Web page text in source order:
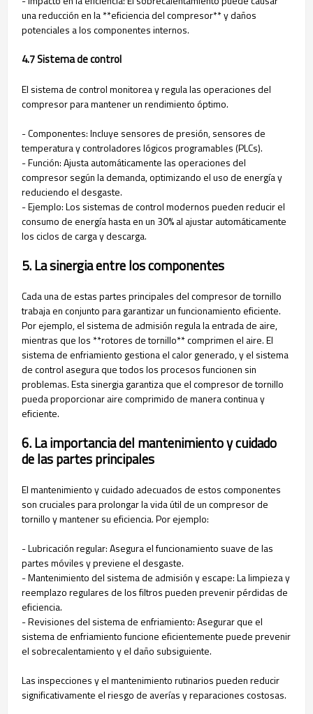
una reducción en la **eficiencia del compresor** y daños
potenciales a los componentes internos.
4.7 Sistema de control
El sistema de control monitorea y regula las operaciones del
compresor para mantener un rendimiento óptimo.
- Componentes: Incluye sensores de presión, sensores de
temperatura y controladores lógicos programables (PLCs).
- Función: Ajusta automáticamente las operaciones del
compresor según la demanda, optimizando el uso de energía y
reduciendo el desgaste.
- Ejemplo: Los sistemas de control modernos pueden reducir el
consumo de energía hasta en un 30% al ajustar automáticamente
los ciclos de carga y descarga.
5. La sinergia entre los componentes
Cada una de estas partes principales del compresor de tornillo
trabaja en conjunto para garantizar un funcionamiento eficiente.
Por ejemplo, el sistema de admisión regula la entrada de aire,
mientras que los **rotores de tornillo** comprimen el aire. El
sistema de enfriamiento gestiona el calor generado, y el sistema
de control asegura que todos los procesos funcionen sin
problemas. Esta sinergia garantiza que el compresor de tornillo
pueda proporcionar aire comprimido de manera continua y
eficiente.
6. La importancia del mantenimiento y cuidado
de las partes principales
El mantenimiento y cuidado adecuados de estos componentes
son cruciales para prolongar la vida útil de un compresor de
tornillo y mantener su eficiencia. Por ejemplo:
- Lubricación regular: Asegura el funcionamiento suave de las
partes móviles y previene el desgaste.
- Mantenimiento del sistema de admisión y escape: La limpieza y
reemplazo regulares de los filtros pueden prevenir pérdidas de
eficiencia.
- Revisiones del sistema de enfriamiento: Asegurar que el
sistema de enfriamiento funcione eficientemente puede prevenir
el sobrecalentamiento y el daño subsiguiente.
Las inspecciones y el mantenimiento rutinarios pueden reducir
significativamente el riesgo de averías y reparaciones costosas.